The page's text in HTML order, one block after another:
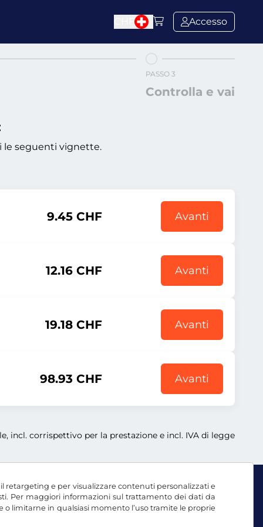
retargeting e per visualizzare contenuti personalizzati e
Per maggiori informazioni sul trattamento dei dati da
o limitarne in qualsiasi momento l’uso tramite le proprie
Accesso
PASSO 3
Controlla e vai
le seguenti vignette.
9.45 CHF Avanti
12.16 CHF Avanti
19.18 CHF Avanti
98.93 CHF Avanti
incl. corrispettivo per la prestazione e incl. IVA di legge